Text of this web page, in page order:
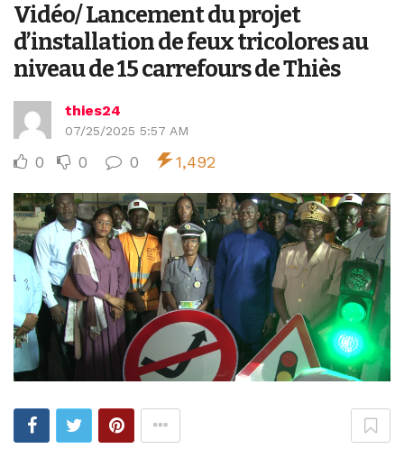
Vidéo/ Lancement du projet
d’installation de feux tricolores au
niveau de 15 carrefours de Thiès
thies24
07/25/2025 5:57 AM
0 0 0 1,492